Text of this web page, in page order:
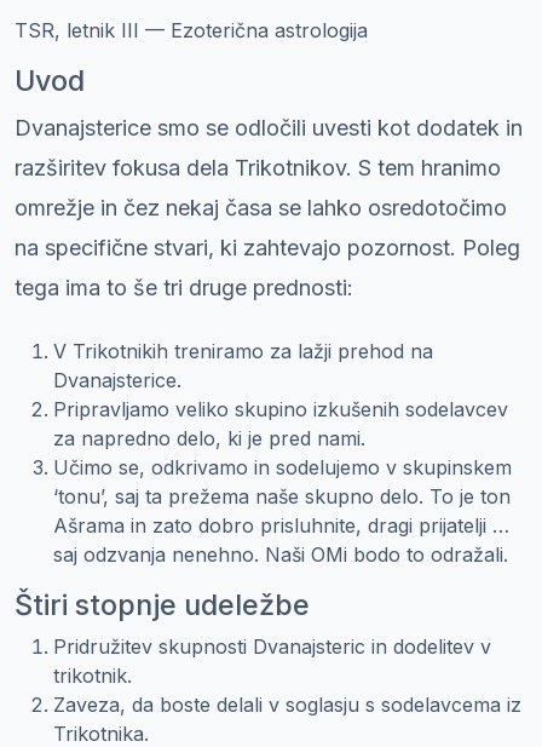
TSR, letnik III — Ezoterična astrologija
Uvod
Dvanajsterice smo se odločili uvesti kot dodatek in
razširitev fokusa dela Trikotnikov. S tem hranimo
omrežje in čez nekaj časa se lahko osredotočimo
na specifične stvari, ki zahtevajo pozornost. Poleg
tega ima to še tri druge prednosti:
V Trikotnikih treniramo za lažji prehod na
Dvanajsterice.
Pripravljamo veliko skupino izkušenih sodelavcev
za napredno delo, ki je pred nami.
Učimo se, odkrivamo in sodelujemo v skupinskem
‘tonu’, saj ta prežema naše skupno delo. To je ton
Ašrama in zato dobro prisluhnite, dragi prijatelji …
saj odzvanja nenehno. Naši OMi bodo to odražali.
Štiri stopnje udeležbe
Pridružitev skupnosti Dvanajsteric in dodelitev v
trikotnik.
Zaveza, da boste delali v soglasju s sodelavcema iz
Trikotnika.